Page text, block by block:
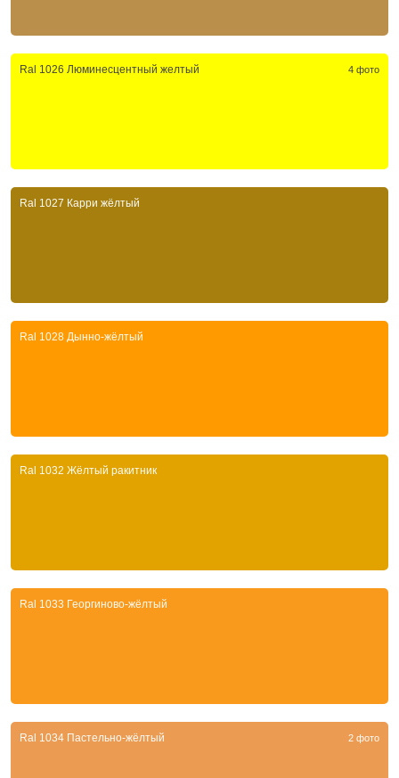
Ral 1026 Люминесцентный желтый 4 фото
Ral 1027 Карри жёлтый
Ral 1028 Дынно-жёлтый
Ral 1032 Жёлтый ракитник
Ral 1033 Георгиново-жёлтый
Ral 1034 Пастельно-жёлтый 2 фото